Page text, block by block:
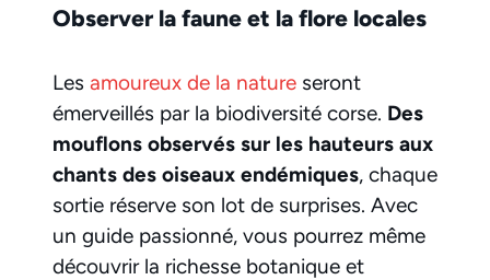
Observer la faune et la flore locales
Les amoureux de la nature seront
émerveillés par la biodiversité corse. Des
mouflons observés sur les hauteurs aux
chants des oiseaux endémiques, chaque
sortie réserve son lot de surprises. Avec
un guide passionné, vous pourrez même
découvrir la richesse botanique et